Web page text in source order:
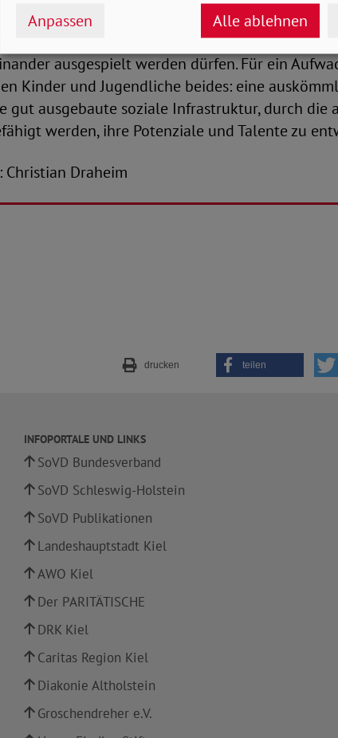
Erklärung basiert auf dem Wissen, dass
monetäre Leistungen und
ausgespielt werden dürfen. Für ein
Kinder und Jugendliche beides: eine
gut ausgebaute soziale Infrastruktur, durch die
werden, ihre Potenziale und Talente zu
Christian Draheim
drucken teilen
INFOPORTALE UND LINKS
SoVD Bundesverband
SoVD Schleswig-Holstein
SoVD Publikationen
Landeshauptstadt Kiel
AWO Kiel
Der PARITÄTISCHE
DRK Kiel
Caritas Region Kiel
Diakonie Altholstein
Groschendreher e.V.
Anpassen Alle ablehnen